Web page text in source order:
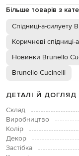
Більше товарів з
Спідниці-а-силуету
Коричневі спідниці-
Новинки Brunello
Brunello Cucinelli
ДЕТАЛІ Й ДОГЛЯД
Склад
Виробництво
Колір
Декор
Застібка